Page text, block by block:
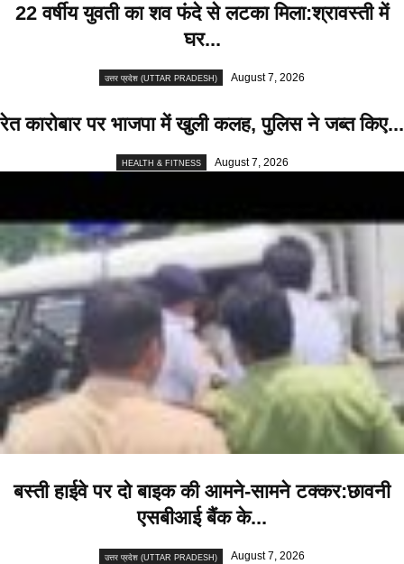
22 वर्षीय युवती का शव फंदे से लटका मिला:श्रावस्ती में
घर...
उत्तर प्रदेश (UTTAR PRADESH) August 7, 2026
रेत कारोबार पर भाजपा में खुली कलह, पुलिस ने जब्त किए...
HEALTH & FITNESS August 7, 2026
बस्ती हाईवे पर दो बाइक की आमने-सामने टक्कर:छावनी
एसबीआई बैंक के...
उत्तर प्रदेश (UTTAR PRADESH) August 7, 2026